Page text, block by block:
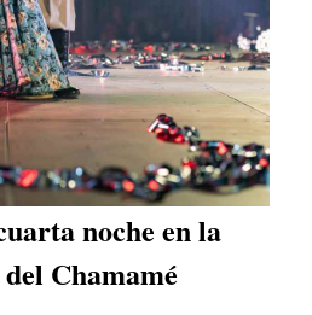
noche en la
Chamamé